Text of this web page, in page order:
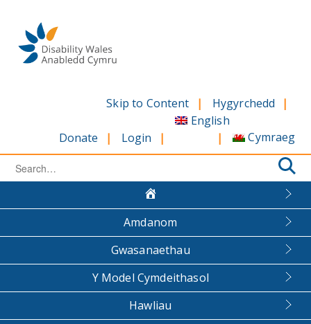
content
Skip to Content Hygyrchedd
Donate Login
English
Cymraeg
Search
Amdanom
Gwasanaethau
Y Model Cymdeithasol
Hawliau